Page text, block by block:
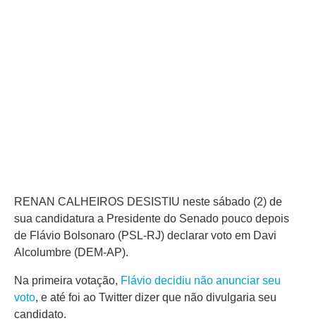
RENAN CALHEIROS DESISTIU neste sábado (2) de
sua candidatura a Presidente do Senado pouco depois
de Flávio Bolsonaro (PSL-RJ) declarar voto em Davi
Alcolumbre (DEM-AP).
Na primeira votação, Flávio decidiu não anunciar seu
voto, e até foi ao Twitter dizer que não divulgaria seu
candidato.